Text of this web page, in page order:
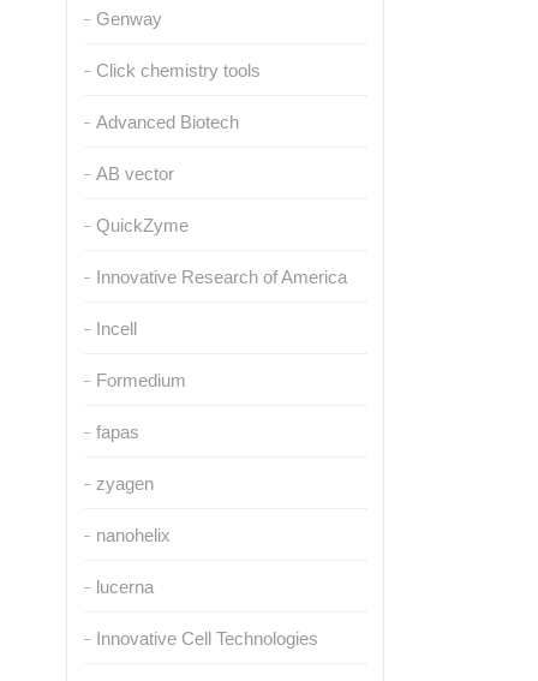
Genway
Click chemistry tools
Advanced Biotech
AB vector
QuickZyme
Innovative Research of America
Incell
Formedium
fapas
zyagen
nanohelix
lucerna
Innovative Cell Technologies